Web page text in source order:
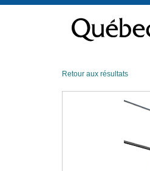
contenu
Retour aux résultats